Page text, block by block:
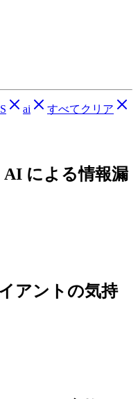
ai
すべてクリア
による情報漏
アントの気持